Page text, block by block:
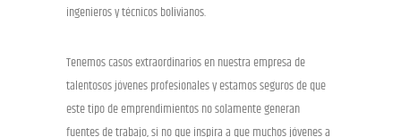
ingenieros y técnicos bolivianos.
Tenemos casos extraordinarios en nuestra empresa de
talentosos jóvenes profesionales y estamos seguros de que
este tipo de emprendimientos no solamente generan
fuentes de trabajo, si no que inspira a que muchos jóvenes a